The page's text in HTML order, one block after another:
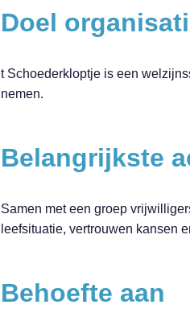
Doel
t Schoederkloptje is een
nemen.
Belangrijkste
Samen met een groep
leefsituatie, vertrouwen kansen
Behoefte aan